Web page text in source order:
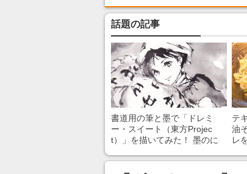
話題の記事
書道用の筆と墨で「ドレミ
ー・スイート（東方Projec
t）」を描いてみた！ 墨のに
目が釘づけ
テ
油
レ
の